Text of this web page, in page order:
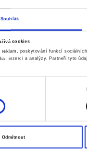
Souhlas
cookies
reklam, poskytování funkcí
inzerci a analýzy. Partneři tyto
Odmítnout
britském trhu s
během včerejší
Výrazně
předložený
12. 10.